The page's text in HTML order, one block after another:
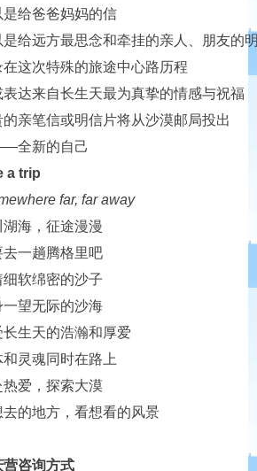
是给爸爸妈妈的信
是给远方最思念和牵挂的亲人、朋友的
在这次特殊的旅途中心路历程
表达来自长生天最为真挚的情感与祝福
的亲笔信或明信片将从沙漠邮局投出
全新的自己
a trip
far, far away
湖海，征途漫漫
去一趟腾格里吧
细软绵密的沙子
一望无际的沙海
长生天的浩瀚和厚爱
和灵魂同时在路上
热爱，探索大漠
去的地方，看想看的风景
营咨询方式